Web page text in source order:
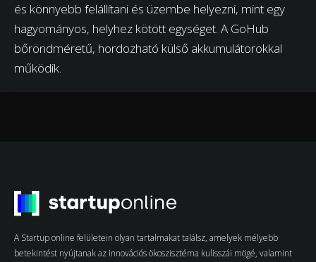
és könnyebb felállítani és üzembe helyezni, mint egy
hagyományos, helyhez kötött egységet. A GoHub
bőröndméretű, hordozható külső akkumulátorokkal
működik.
A Startup online felületein olyan tartalmakat találsz, amelyek mélyebb
betekintést nyújtanak az innovációs ökoszisztéma kulisszái mögé, valamint